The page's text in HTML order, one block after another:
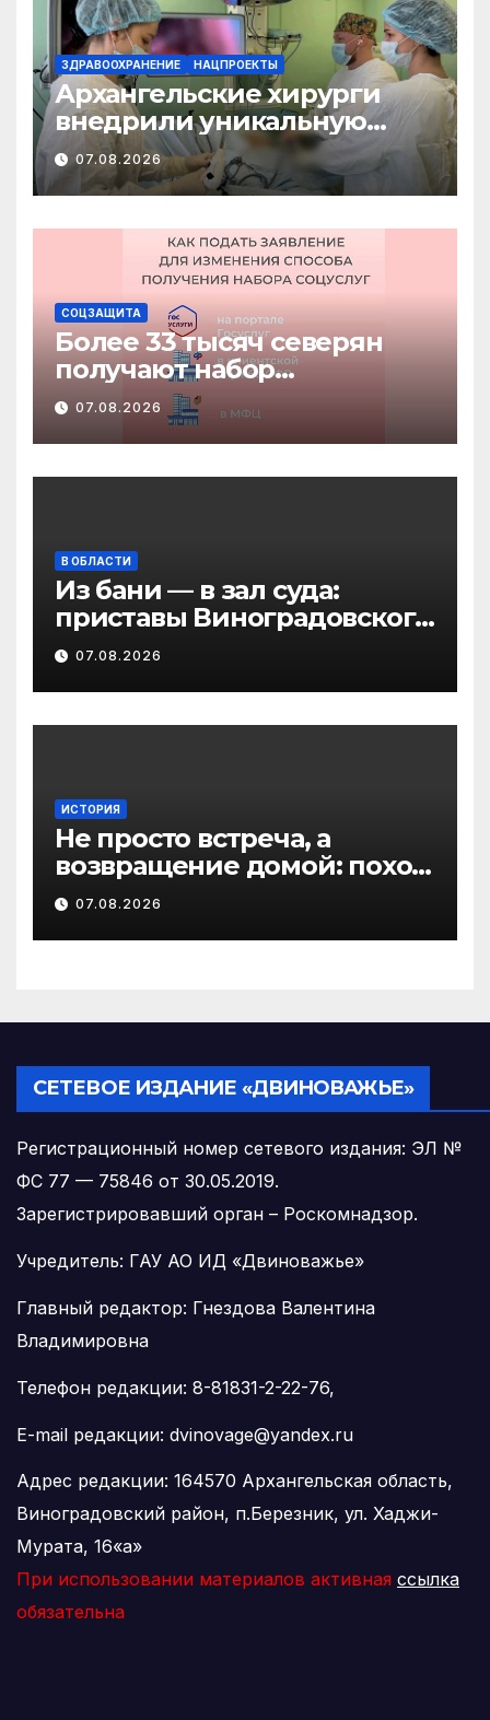
ЗДРАВООХРАНЕНИЕ НАЦПРОЕКТЫ
Архангельские хирурги
внедрили уникальную
методику
малотравматичного
лечения патологии
диафрагмы
07.08.2026
СОЦЗАЩИТА
Более 33 тысяч северян
получают набор
социальных услуг в виде
льгот
07.08.2026
В ОБЛАСТИ
Из бани — в зал суда:
приставы Виноградовского
округа разыскали
должника по алиментам
07.08.2026
ИСТОРИЯ
Не просто встреча, а
возвращение домой: поход
на родину предков в
Виноградовском округе
07.08.2026
СЕТЕВОЕ ИЗДАНИЕ «ДВИНОВАЖЬЕ»
Регистрационный номер сетевого издания: ЭЛ №
ФС 77 — 75846 от 30.05.2019.
Зарегистрировавший орган – Роскомнадзор.
Учредитель: ГАУ АО ИД «Двиноважье»
Главный редактор: Гнездова Валентина
Владимировна
Телефон редакции: 8-81831-2-22-76,
E-mail редакции: dvinovage@yandex.ru
Адрес редакции: 164570 Архангельская область,
Виноградовский район, п.Березник, ул. Хаджи-
Мурата, 16«а»
При использовании материалов активная ссылка
обязательна